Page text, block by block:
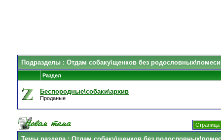
Подразделы : Отдам собаку\щенков без
Раздел
Беспородные\собаки\архив
Проданые
Страница